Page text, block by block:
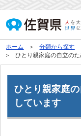
ホーム 分類から探す
ひとり親家庭の自立の
ひとり親家庭
しています